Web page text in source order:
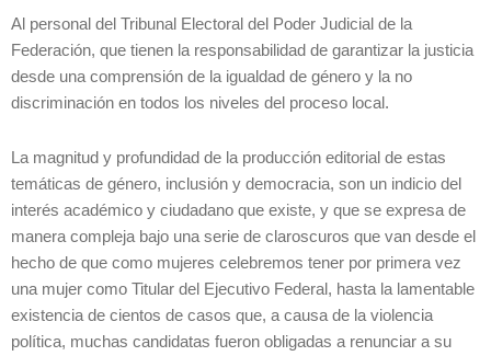
Al personal del Tribunal Electoral del Poder Judicial de la
Federación, que tienen la responsabilidad de garantizar la justicia
desde una comprensión de la igualdad de género y la no
discriminación en todos los niveles del proceso local.
La magnitud y profundidad de la producción editorial de estas
temáticas de género, inclusión y democracia, son un indicio del
interés académico y ciudadano que existe, y que se expresa de
manera compleja bajo una serie de claroscuros que van desde el
hecho de que como mujeres celebremos tener por primera vez
una mujer como Titular del Ejecutivo Federal, hasta la lamentable
existencia de cientos de casos que, a causa de la violencia
política, muchas candidatas fueron obligadas a renunciar a su